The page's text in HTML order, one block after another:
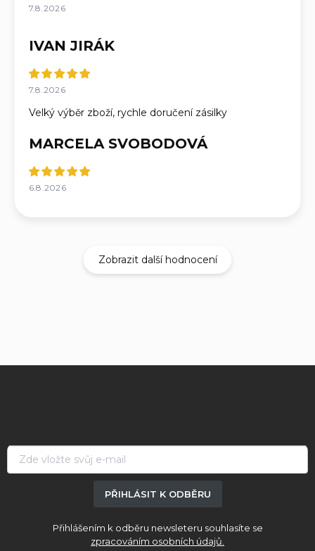
7.8.2026
IVAN JIRÁK
7.8.2026
Velký výběr zboží, rychle doručení zásilky
MARCELA SVOBODOVÁ
6.8.2026
Zobrazit další hodnocení
PŘIHLÁSIT K ODBĚRU
Přihlášením k odběru newsleteru souhlasíte se
zpracováním osobních údajů.